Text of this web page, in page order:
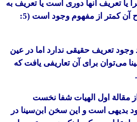
یا تعریف آنها دوری است یا تعریف به
چیزی است که وضوح آن کمتر از مفهوم وجود است (5:
وجود تعریف حقیقی ندارد اما در عین
می‌توان برای آن تعاریفی یافت که
مقالة اول الهیاتشفا نخست
بدیهی است و این سخن ابن‌سینا در